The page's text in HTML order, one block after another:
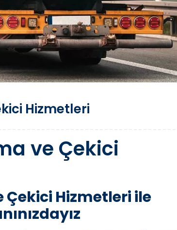
Hizmetleri
ve Çekici
Hizmetleri ile